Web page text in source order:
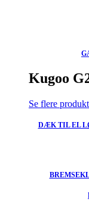
Kugoo
Se flere
DÆK TIL EL